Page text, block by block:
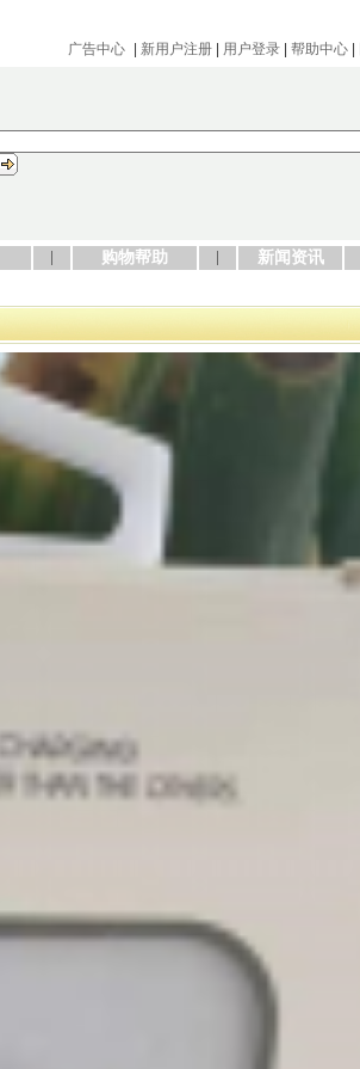
广告中心 新用户注册 用户登录 帮助中心
购物帮助 新闻资讯